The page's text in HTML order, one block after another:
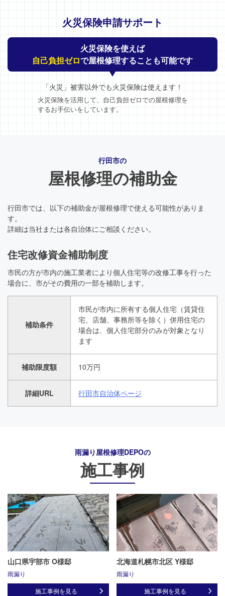
火災保険申請サポート
火災保険を使えば
自己負担ゼロで屋根修理することも可能です
「火災」被害以外でも火災保険は使えます！
火災保険を活用して、自己負担ゼロでの屋根修理を
するお手伝いをしています。
行田市の
屋根修理の補助金
行田市では、以下の補助金が屋根修理で使える可能性がありま
す。
詳細は当社または各自治体にご相談ください。
住宅改修資金補助制度
市民の方が市内の施工業者により個人住宅等の改修工事を行った
場合に、市がその費用の一部を補助します。
補助条件
市民が市内に所有する個人住宅（賃貸住
宅、店舗、事務所等を除く）併用住宅の
場合は、個人住宅部分のみが対象となり
ます
補助限度額 10万円
詳細URL 行田市自治体ページ
雨漏り屋根修理DEPOの
施工事例
山口県宇部市 O様邸
雨漏り
施工事例を見る
北海道札幌市北区 Y様邸
雨漏り
施工事例を見る